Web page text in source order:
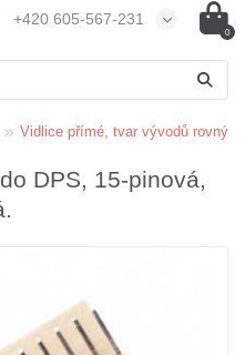
+420 605-567-231
0
Vidlice přímé, tvar vývodů rovný
DPS, 15-pinová,